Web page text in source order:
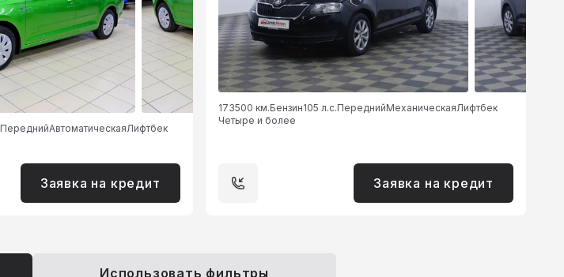
ПереднийАвтоматическаяЛифтбек
Заявка на кредит
173500 км.Бензин105 л.с.ПереднийМеханическаяЛифтбек
Четыре и более
Заявка на кредит
Использовать фильтры